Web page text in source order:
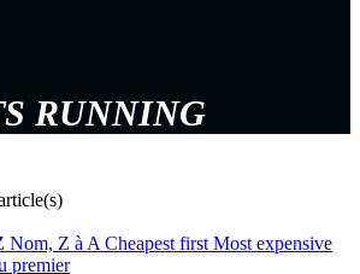
RUNNING
Nom, Z à A Cheapest first Most expensive
premier